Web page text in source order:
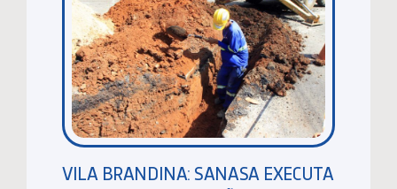
VILA BRANDINA: SANASA EXECUTA